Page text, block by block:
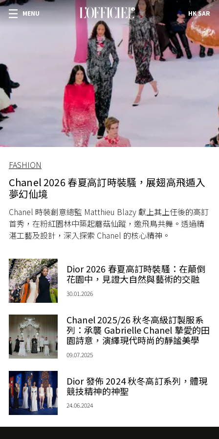
MENU HK SAR
FASHION
Chanel 2026 春夏高訂時裝騷，展翅高飛遁入
夢幻仙境
Chanel 時裝創意總監 Matthieu Blazy 獻上其上任後的高訂
首秀，在粉紅園林中築起蘑菇仙蹤，邀飛鳥共舞。透過精
湛工藝及設計，深入探索 Chanel 的核心精神。
Dior 2026 春夏高訂時裝騷：在顛倒
花園中，見證大自然與藝術的交融
30.01.2026
Chanel 2025/26 秋冬高級訂製服系
列：承襲 Gabrielle Chanel 摯愛的田
園詩意，演繹現代時尚的靜謐美學
09.07.2025
Dior 發佈 2024 秋冬高訂系列，體現
競技精神的神聖
24.06.2024